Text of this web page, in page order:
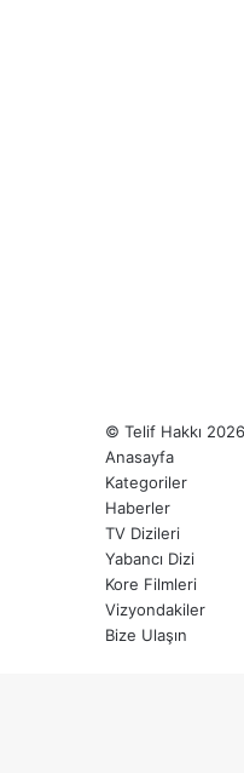
© Telif Hakkı
Anasayfa
Kategoriler
Haberler
TV Dizileri
Yabancı Dizi
Kore Filmleri
Vizyondakiler
Bize Ulaşın